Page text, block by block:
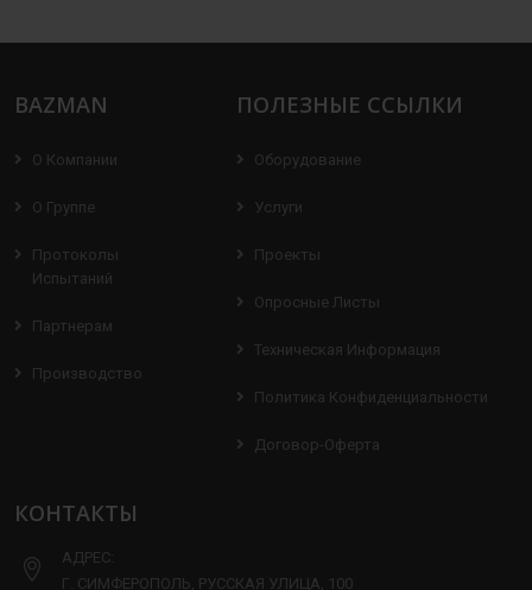
BAZMAN
О Компании
О Группе
Протоколы
Испытаний
Партнерам
Производство
ПОЛЕЗНЫЕ ССЫЛКИ
Оборудование
Услуги
Проекты
Опросные Листы
Техническая Информация
Политика Конфиденциальности
Договор-Оферта
КОНТАКТЫ
АДРЕС:
Г. СИМФЕРОПОЛЬ, РУССКАЯ УЛИЦА, 100